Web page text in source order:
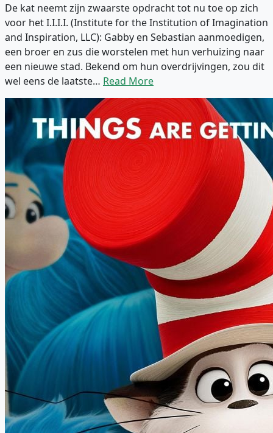
De kat neemt zijn zwaarste opdracht tot nu toe op zich
voor het I.I.I.I. (Institute for the Institution of Imagination
and Inspiration, LLC): Gabby en Sebastian aanmoedigen,
een broer en zus die worstelen met hun verhuizing naar
een nieuwe stad. Bekend om hun overdrijvingen, zou dit
wel eens de laatste… Read More